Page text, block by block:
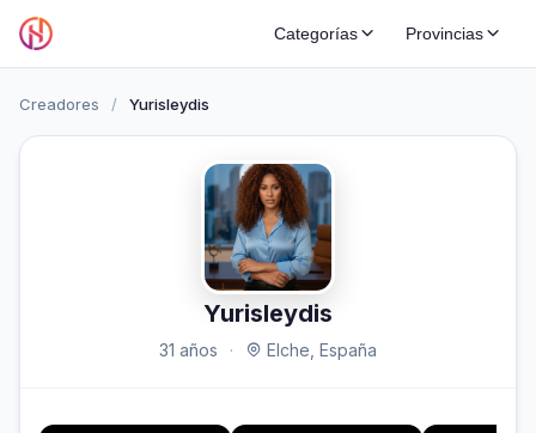
Categorías Provincias
Creadores / Yurisleydis
Yurisleydis
31 años · Elche, España